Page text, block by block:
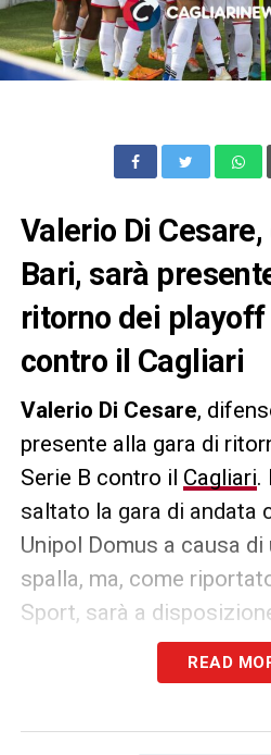
Valerio Di
Bari, sarà
ritorno dei playoff
contro il Cagliari
Valerio Di Cesare,
presente alla gara di
Serie B contro il Cagliari.
saltato la gara di andata
Unipol Domus a causa di
spalla, ma, come
Sport, sarà a
Mignani. In forse
accusato un problema al
READ